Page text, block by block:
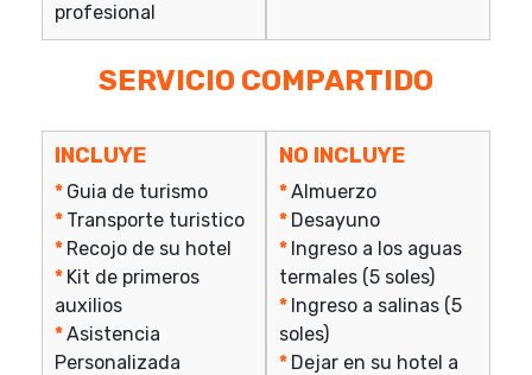
profesional
SERVICIO COMPARTIDO
INCLUYE
* Guia de turismo
* Transporte turistico
* Recojo de su hotel
* Kit de primeros
auxilios
*Asistencia
Personalizada
NO INCLUYE
*Almuerzo
* Desayuno
* Ingreso a los aguas
termales (5 soles)
* Ingreso a salinas (5
soles)
* Dejar en su hotel a